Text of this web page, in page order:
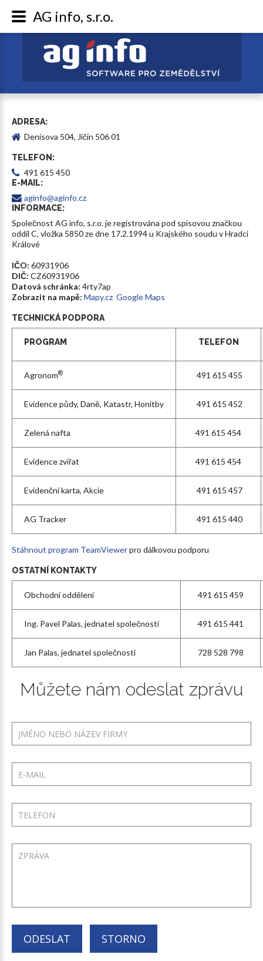
ADRESA:
Denisova 504, Jičín 506 01
TELEFON:
491 615 450
E-MAIL:
aginfo@aginfo.cz
INFORMACE:
Společnost AG info, s.r.o. je registrována pod spisovou značkou
oddíl C, vložka 5850 ze dne 17.2.1994 u Krajského soudu v Hradci
Králové
IČO: 60931906
DIČ: CZ60931906
Datová schránka: 4rty7ap
Zobrazit na mapě: Mapy.cz Google Maps
TECHNICKÁ PODPORA
PROGRAM TELEFON
Agronom® 491 615 455
Evidence půdy, Daně, Katastr, Honitby 491 615 452
Zelená nafta 491 615 454
Evidence zvířat 491 615 454
Evidenční karta, Akcie 491 615 457
AG Tracker 491 615 440
Stáhnout program TeamViewerpro dálkovou podporu
OSTATNÍ KONTAKTY
Obchodní oddělení 491 615 459
Ing. Pavel Palas, jednatel společnosti 491 615 441
Jan Palas, jednatel společnosti 728 528 798
Můžete nám odeslat zprávu
ODESLAT STORNO
AG info, s.r.o.